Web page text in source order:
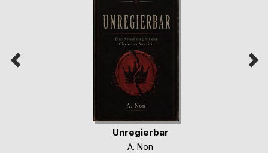
Unregierbar
A. Non